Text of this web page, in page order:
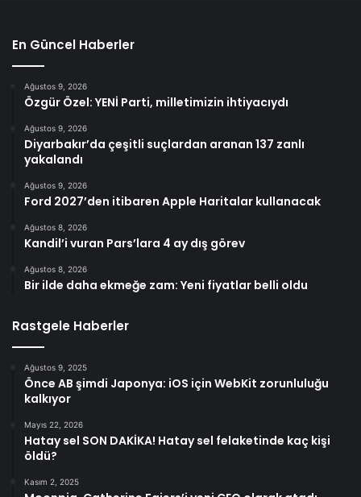
En Güncel Haberler
Ağustos 9, 2026
Özgür Özel: YENİ Parti, milletimizin ihtiyacıydı
Ağustos 9, 2026
Diyarbakır’da çeşitli suçlardan aranan 137 zanlı
yakalandı
Ağustos 9, 2026
Ford 2027’den itibaren Apple Haritalar kullanacak
Ağustos 8, 2026
Kandil’i vuran Pars’lara 4 ay dış görev
Ağustos 8, 2026
Bir ilde daha ekmeğe zam: Yeni fiyatlar belli oldu
Rastgele Haberler
Ağustos 9, 2025
Önce AB şimdi Japonya: iOS için WebKit zorunluluğu
kalkıyor
Mayıs 22, 2026
Hatay sel SON DAKİKA! Hatay sel felaketinde kaç kişi
öldü?
Kasım 2, 2025